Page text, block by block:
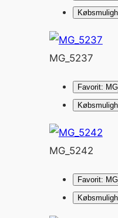
MG_5237
Favorit:
MG_5242
Favorit: